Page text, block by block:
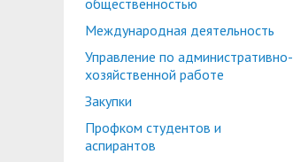
общественностью
Международная деятельность
Управление по административно-
хозяйственной работе
Закупки
Профком студентов и
аспирантов